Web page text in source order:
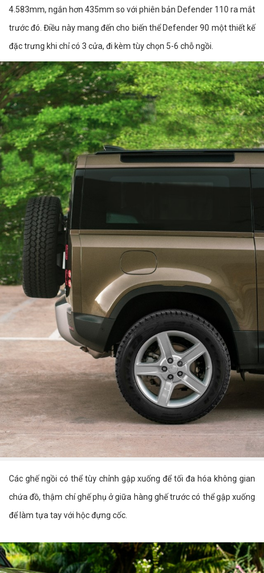
4.583mm, ngắn hơn 435mm so với phiên bản Defender 110 ra mắt
trước đó. Điều này mang đến cho biến thể Defender 90 một thiết kế
đặc trưng khi chỉ có 3 cửa, đi kèm tùy chọn 5-6 chỗ ngồi.
Các ghế ngồi có thể tùy chỉnh gập xuống để tối đa hóa không gian
chứa đồ, thậm chí ghế phụ ở giữa hàng ghế trước có thể gập xuống
để làm tựa tay với hộc đựng cốc.